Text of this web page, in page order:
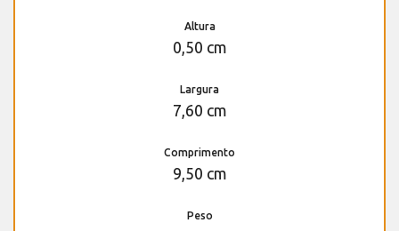
Altura
0,50 cm
Largura
7,60 cm
Comprimento
9,50 cm
Peso